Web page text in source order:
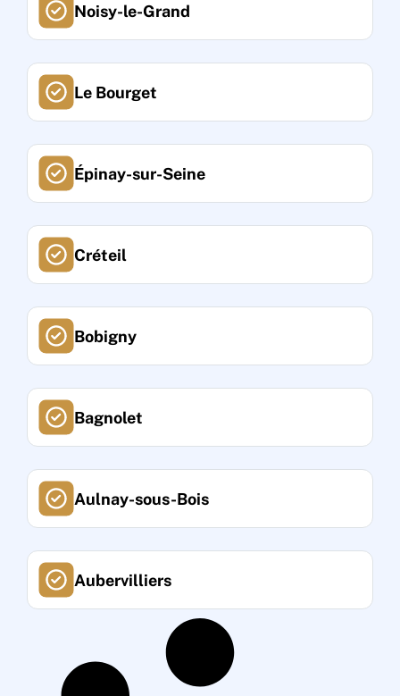
Noisy-le-Grand
Le Bourget
Épinay-sur-Seine
Créteil
Bobigny
Bagnolet
Aulnay-sous-Bois
Aubervilliers